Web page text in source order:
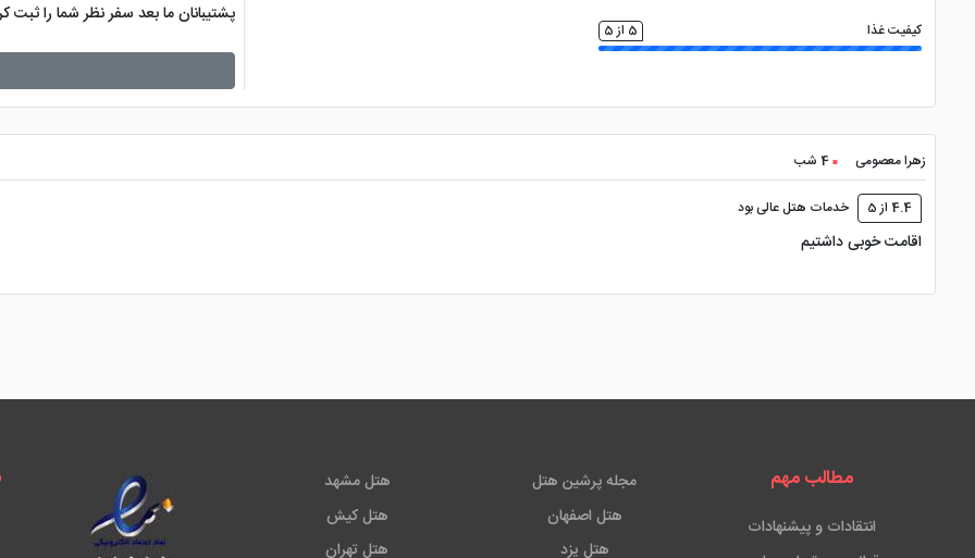
کیفیت غذا 5 از 5
پشتیبانان ما بعد سفر نظر شما را
زهرا معصومی 4 شب
4.4 از 5 خدمات هتل عالی بود
اقامت خوبی داشتیم
مطالب مهم
انتقادات و پیشنهادات
مجله پرشین هتل
هتل اصفهان
هتل یزد
هتل مشهد
هتل کیش
هتل تهران